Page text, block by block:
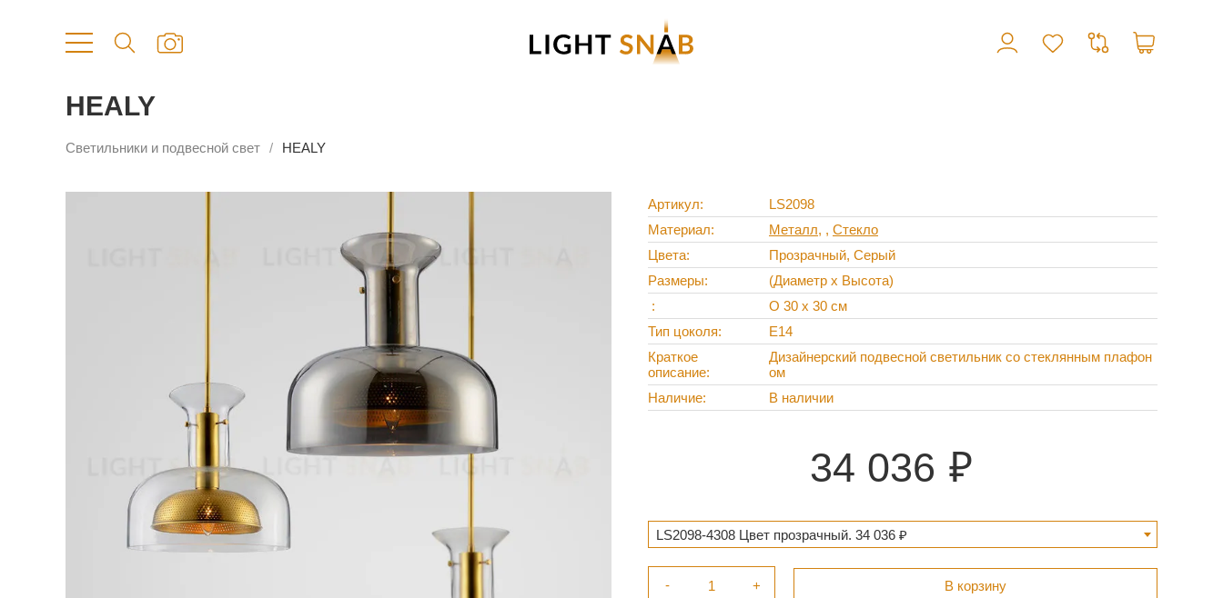
HEALY
Светильники и подвесной свет HEALY
Артикул
LS2098
Материал
Металл , Стекло
Цвета
Прозрачный, Серый
Размеры
(Диаметр х Высота)
O 30 х 30 см
Тип цоколя
Е14
Краткое
описание
Дизайнерский подвесной светильник со стеклянным плафон
ом
Наличие
В наличии
34 036
LS2098-4308 Цвет прозрачный. 34 036 ₽